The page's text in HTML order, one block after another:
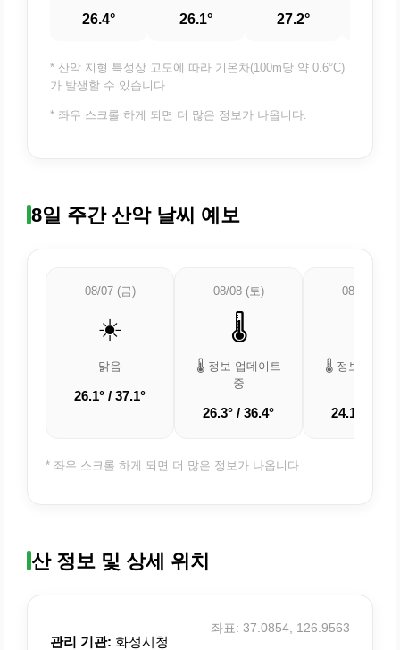
26.4° 26.1° 27.2°
* 산악 지형 특성상 고도에 따라 기온차(100m당 약 0.6°C)
가 발생할 수 있습니다.
* 좌우 스크롤 하게 되면 더 많은 정보가 나옵니다.
8일 주간 산악 날씨 예보
08/07 (금)
☀️
맑음
26.1° / 37.1°
08/08 (토)
🌡️
🌡️ 정보 업데이트
중
26.3° / 36.4°
08/09 (일)
🌡️ 정보 업데이
24.1° /
* 좌우 스크롤 하게 되면 더 많은 정보가 나옵니다.
산 정보 및 상세 위치
관리 기관: 화성시청
좌표: 37.0854, 126.9563